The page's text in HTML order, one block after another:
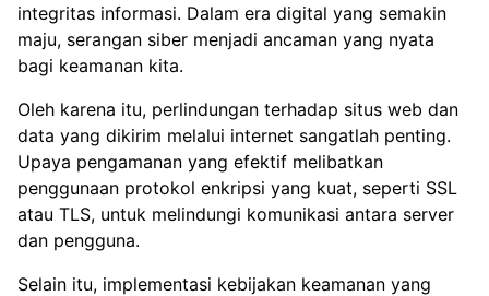
integritas informasi. Dalam era digital yang semakin
maju, serangan siber menjadi ancaman yang nyata
bagi keamanan kita.
Oleh karena itu, perlindungan terhadap situs web dan
data yang dikirim melalui internet sangatlah penting.
Upaya pengamanan yang efektif melibatkan
penggunaan protokol enkripsi yang kuat, seperti SSL
atau TLS, untuk melindungi komunikasi antara server
dan pengguna.
Selain itu, implementasi kebijakan keamanan yang